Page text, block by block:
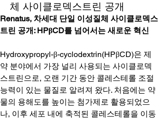
체 사이클로덱스트린 공개
Renatus, 차세대 단일 이성질체 사이클로덱스
트린 공개: HPβCD를 넘어서는 새로운 혁신
Hydroxypropyl-β-cyclodextrin(HPβCD)은 제
약 분야에서 가장 널리 사용되는 사이클로덱
스트린으로, 오랜 기간 동안 콜레스테롤 조절
능력이 있는 물질로 알려져 왔다. 처음에는 약
물의 용해도를 높이는 첨가제로 활용되었으
나, 이후 세포 내에 축적된 콜레스테롤을 이동